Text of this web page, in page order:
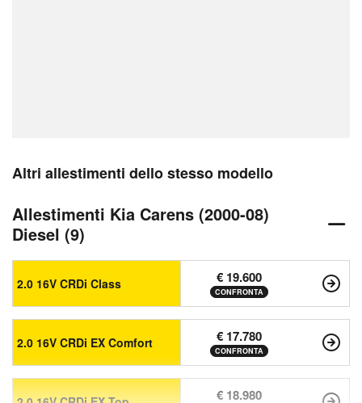
Altri allestimenti dello stesso modello
Allestimenti Kia Carens (2000-08)
Diesel (9)
2.0 16V CRDi Class € 19.600
CONFRONTA
2.0 16V CRDi EX Comfort € 17.780
CONFRONTA
€ 18.980